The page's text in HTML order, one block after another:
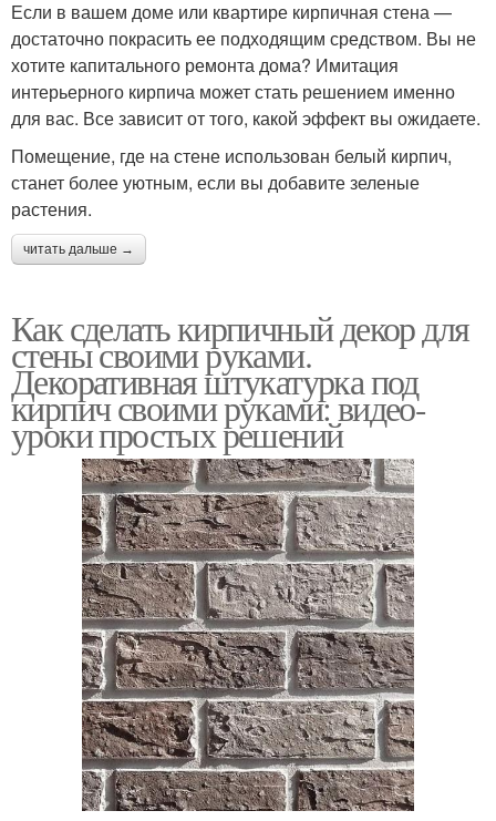
Если в вашем доме или квартире кирпичная стена —
достаточно покрасить ее подходящим средством. Вы не
хотите капитального ремонта дома? Имитация
интерьерного кирпича может стать решением именно
для вас. Все зависит от того, какой эффект вы ожидаете.
Помещение, где на стене использован белый кирпич,
станет более уютным, если вы добавите зеленые
растения.
читать дальше →
Как сделать кирпичный декор для
стены своими руками.
Декоративная штукатурка под
кирпич своими руками: видео-
уроки простых решений